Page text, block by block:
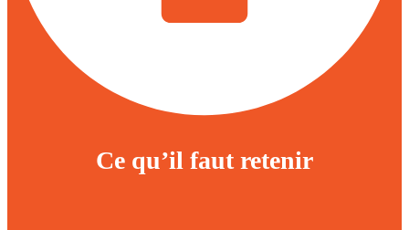
Ce qu’il faut retenir